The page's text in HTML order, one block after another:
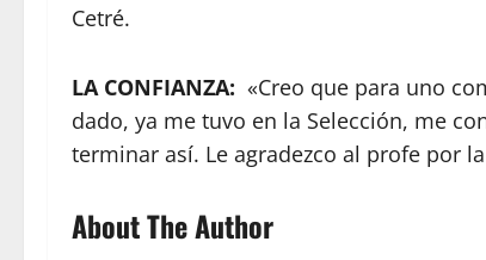
Cetré.
LA CONFIANZA: «Creo que para uno
dado, ya me tuvo en la Selección, me
terminar así. Le agradezco al profe por
About The Author